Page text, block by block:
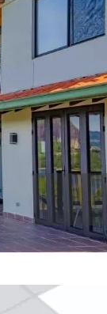
Consigna tu propiedad